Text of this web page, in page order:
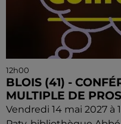
12h00
BLOIS (41) -
MULTIPLE DE
Vendredi 14 mai 2027